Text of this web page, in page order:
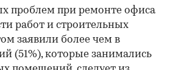
проблем при ремонте офиса
работ и строительных
заявили более чем в
(51%), которые занимались